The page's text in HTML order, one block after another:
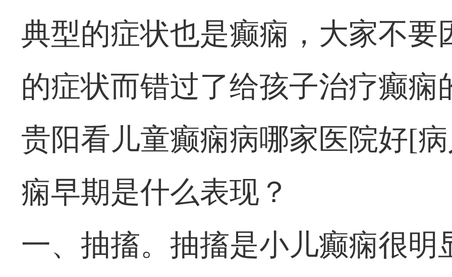
典型的症状也是癫痫，大家不要
的症状而错过了给孩子治疗癫痫
贵阳看儿童癫痫病哪家医院好[
痫早期是什么表现？
一、抽搐。抽搐是小儿癫痫很明